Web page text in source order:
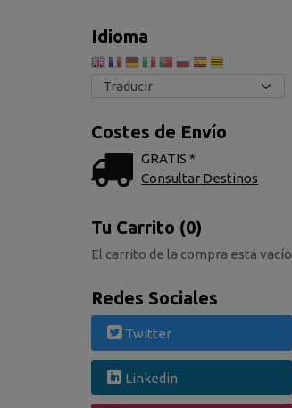
Idioma
Costes de Envío
GRATIS *
Consultar Destinos
Tu Carrito (0)
El carrito de la compra está vacío
Redes Sociales
Twitter
Linkedin